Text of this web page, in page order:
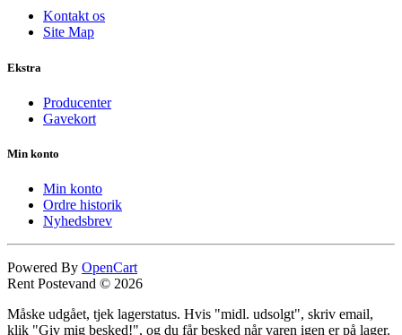
Kontakt os
Site Map
Ekstra
Producenter
Gavekort
Min konto
Min konto
Ordre historik
Nyhedsbrev
Powered By OpenCart
Rent Postevand © 2026
Måske udgået, tjek lagerstatus. Hvis "midl. udsolgt", skriv email,
klik "Giv mig besked!", og du får besked når varen igen er på lager.